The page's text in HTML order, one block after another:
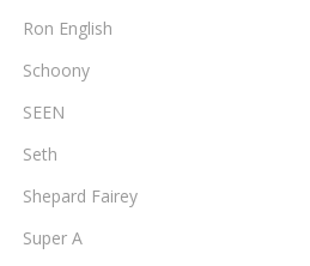
Ron English
Schoony
SEEN
Seth
Shepard Fairey
Super A